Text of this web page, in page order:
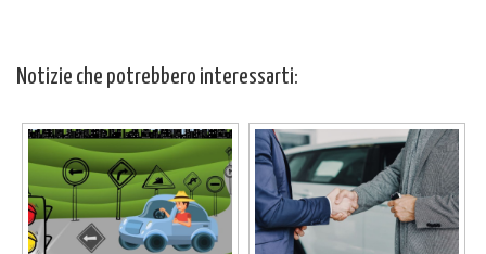
Notizie che potrebbero interessarti: